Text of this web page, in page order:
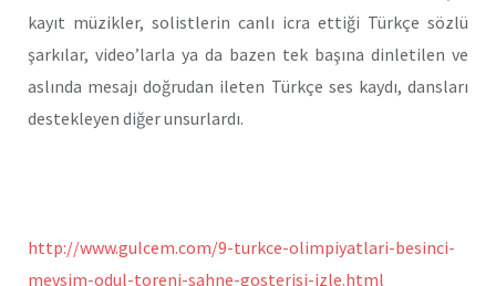
kayıt müzikler, solistlerin canlı icra ettiği Türkçe sözlü
şarkılar, video’larla ya da bazen tek başına dinletilen ve
aslında mesajı doğrudan ileten Türkçe ses kaydı, dansları
destekleyen diğer unsurlardı.
http://www.gulcem.com/9-turkce-olimpiyatlari-besinci-
mevsim-odul-toreni-sahne-gosterisi-izle.html